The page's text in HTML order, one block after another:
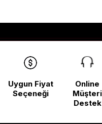
Uygun Fiyat
Seçeneği
Online
Müşteri
Destek